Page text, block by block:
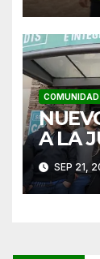
COMUNIDAD
A LA
SEP 21,